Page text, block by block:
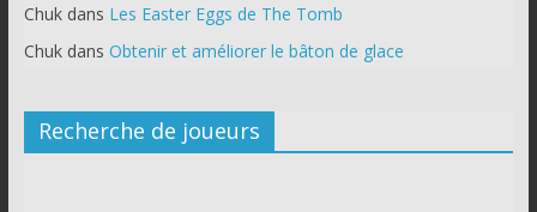
Chukdans Les Easter Eggs de The Tomb
Chukdans Obtenir et améliorer le bâton de glace
Recherche de joueurs